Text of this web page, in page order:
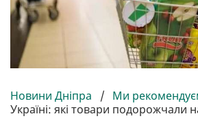
Новини Дніпра / Ми
Україні: які товари подорожчали